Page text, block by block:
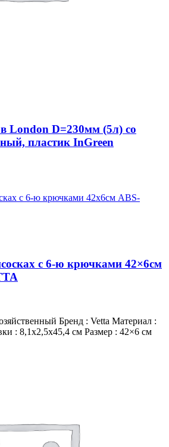
London D=230мм (5л) со
пластик InGreen
с 6-ю крючками 42×6см
Бренд : Vetta Материал :
: 8,1х2,5х45,4 см Размер : 42×6 см